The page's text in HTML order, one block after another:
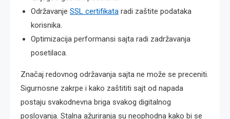
Održavanje SSL certifikata radi zaštite podataka
korisnika.
Optimizacija performansi sajta radi zadržavanja
posetilaca.
Značaj redovnog održavanja sajta ne može se preceniti.
Sigurnosne zakrpe i kako zaštititi sajt od napada
postaju svakodnevna briga svakog digitalnog
poslovanja. Stalna ažuriranja su neophodna kako bi se